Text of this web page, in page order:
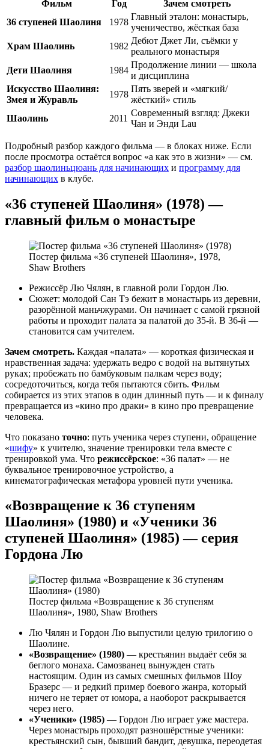
Фильм Год
Зачем смотреть
36 ступеней Шаолиня
1978
Главный эталон: монастырь,
ученичество, жёсткая база
Храм Шаолинь
1982
Дебют Джет Ли, съёмки у
реального монастыря
Дети Шаолиня
1984
Продолжение линии — школа
и дисциплина
Искусство Шаолиня:
Змея и Журавль
1978
Пять зверей и «мягкий/
жёсткий» стиль
Шаолинь
2011
Современный взгляд: Джеки
Чан и Энди Lau
Подробный разбор каждого фильма — в блоках ниже. Если
после просмотра остаётся вопрос «а как это в жизни» — см.
разбор шаолиньцюань для начинающих и программу для
начинающих в клубе.
«36 ступеней Шаолиня» (1978) —
главный фильм о монастыре
Постер фильма «36 ступеней Шаолиня», 1978,
Shaw Brothers
Режиссёр Лю Чялян, в главной роли Гордон Лю.
Сюжет: молодой Сан Тэ бежит в монастырь из деревни,
разорённой маньчжурами. Он начинает с самой грязной
работы и проходит палата за палатой до 35-й. В 36-й —
становится сам учителем.
Зачем смотреть. Каждая «палата» — короткая физическая и
нравственная задача: удержать ведро с водой на вытянутых
руках; пробежать по бамбуковым палкам через воду;
сосредоточиться, когда тебя пытаются сбить. Фильм
собирается из этих этапов в один длинный путь — и к финалу
превращается из «кино про драки» в кино про превращение
человека.
Что показано точно: путь ученика через ступени, обращение
«шифу» к учителю, значение тренировки тела вместе с
тренировкой ума. Что режиссёрское: «36 палат» — не
буквальное тренировочное устройство, а
кинематографическая метафора уровней пути ученика.
«Возвращение к 36 ступеням
Шаолиня» (1980) и «Ученики 36
ступеней Шаолиня» (1985) — серия
Гордона Лю
Постер фильма «Возвращение к 36 ступеням
Шаолиня», 1980, Shaw Brothers
Лю Чялян и Гордон Лю выпустили целую трилогию о
Шаолине.
«Возвращение» (1980) — крестьянин выдаёт себя за
беглого монаха. Самозванец вынужден стать
настоящим. Один из самых смешных фильмов Шоу
Бразерс — и редкий пример боевого жанра, который
ничего не теряет от юмора, а наоборот раскрывается
через него.
«Ученики» (1985) — Гордон Лю играет уже мастера.
Через монастырь проходят разношёрстные ученики:
крестьянский сын, бывший бандит, девушка, переодетая